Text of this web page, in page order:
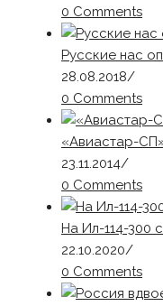
0 Comments
Русские нас
28.08.2018/
0 Comments
«Авиастар-
23.11.2014/
0 Comments
На Ил-114-300
22.10.2020/
0 Comments